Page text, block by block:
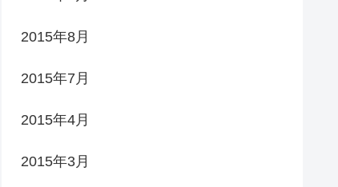
2015年8月
2015年7月
2015年4月
2015年3月